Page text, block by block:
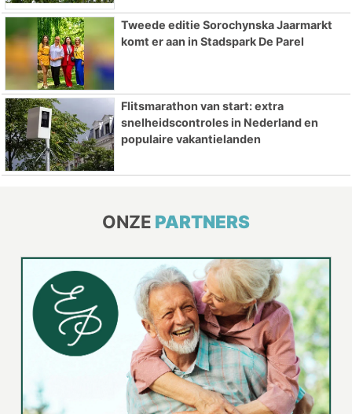
Tweede editie Sorochynska Jaarmarkt
komt er aan in Stadspark De Parel
Flitsmarathon van start: extra
snelheidscontroles in Nederland en
populaire vakantielanden
ONZE PARTNERS